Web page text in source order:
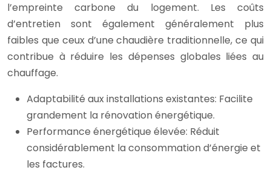
l’empreinte carbone du logement. Les coûts
d’entretien sont également généralement plus
faibles que ceux d’une chaudière traditionnelle, ce qui
contribue à réduire les dépenses globales liées au
chauffage.
Adaptabilité aux installations existantes: Facilite
grandement la rénovation énergétique.
Performance énergétique élevée: Réduit
considérablement la consommation d’énergie et
les factures.